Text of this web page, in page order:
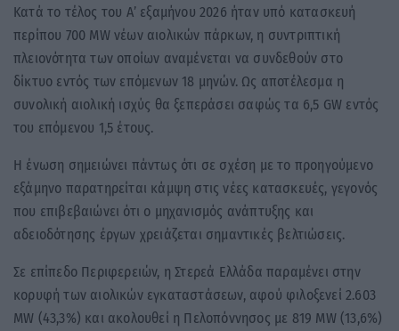
Κατά το τέλος του Α’ εξαμήνου 2026 ήταν υπό κατασκευή
περίπου 700 MW νέων αιολικών πάρκων, η συντριπτική
πλειονότητα των οποίων αναμένεται να συνδεθούν στο
δίκτυο εντός των επόμενων 18 μηνών. Ως αποτέλεσμα η
συνολική αιολική ισχύς θα ξεπεράσει σαφώς τα 6,5 GW εντός
του επόμενου 1,5 έτους.
Η ένωση σημειώνει πάντως ότι σε σχέση με το προηγούμενο
εξάμηνο παρατηρείται κάμψη στις νέες κατασκευές, γεγονός
που επιβεβαιώνει ότι ο μηχανισμός ανάπτυξης και
αδειοδότησης έργων χρειάζεται σημαντικές βελτιώσεις.
Σε επίπεδο Περιφερειών, η Στερεά Ελλάδα παραμένει στην
κορυφή των αιολικών εγκαταστάσεων, αφού φιλοξενεί 2.603
MW (43,3%) και ακολουθεί η Πελοπόννησος με 819 ΜW (13,6%)